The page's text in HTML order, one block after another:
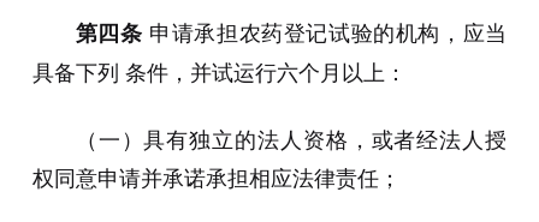
第四条 申请承担农药登记试验的机构，应当
具备下列 条件，并试运行六个月以上：
（一）具有独立的法人资格，或者经法人授
权同意申请并承诺承担相应法律责任；